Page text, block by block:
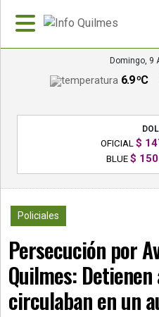
»
Policiales
»
Política
Domingo, 9
6.9 ºC
OFICIAL $
BLUE $
Policiales
Persecución por
Quilmes:
circulaban en un